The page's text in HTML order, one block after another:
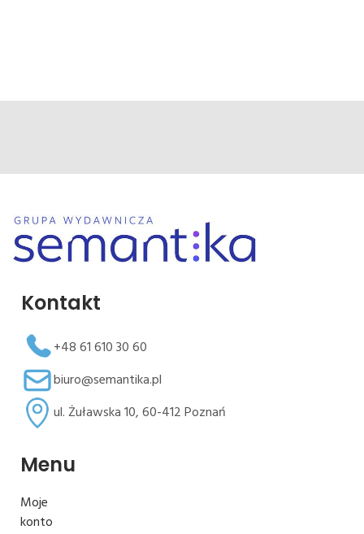
Kontakt
+48 61 610 30 60
biuro@semantika.pl
ul. Żuławska 10, 60-412 Poznań
Menu
Moje
konto